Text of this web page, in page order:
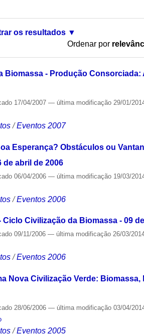
os resultados
Ordenar por
Biomassa - Produção
17/04/2007— última modificação 29/01/
/Eventos 2007
Esperança? Obstáculos ou
de abril de 2006
06/04/2006— última modificação 19/03/
/Eventos 2006
Civilização da Biomassa - 09
09/11/2006— última modificação 26/03/
/Eventos 2006
Nova Civilização Verde:
28/06/2006— última modificação 03/04/
/Eventos 2005